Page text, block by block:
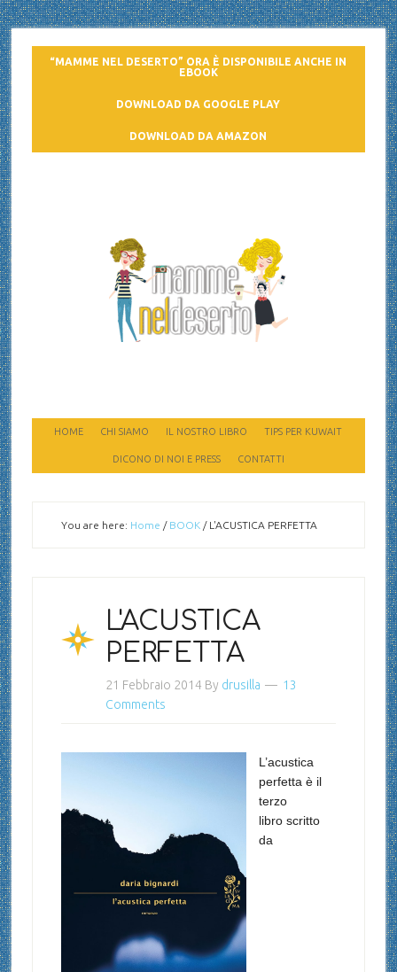
“MAMME NEL DESERTO” ORA È DISPONIBILE ANCHE IN
EBOOK
DOWNLOAD DA GOOGLE PLAY
DOWNLOAD DA AMAZON
HOME CHI SIAMO IL NOSTRO LIBRO TIPS PER KUWAIT
DICONO DI NOI E PRESS CONTATTI
You are here: Home / BOOK /L'ACUSTICA PERFETTA
L'ACUSTICA
PERFETTA
21 Febbraio 2014 By drusilla
13
Comments
L’acustica
perfetta è il
terzo
libro scritto
da